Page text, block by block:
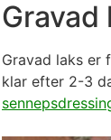
Gravad laks er
klar efter 2-3